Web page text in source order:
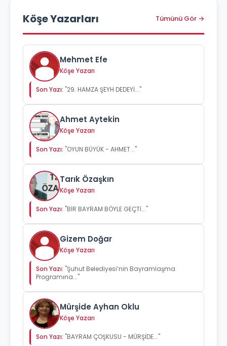
Köşe Yazarları Tümünü Gör →
Mehmet Efe
Köşe Yazarı
Son Yazı: "29. HAMZA ŞEYH DEDEYİ..."
Ahmet Aytekin
Köşe Yazarı
Son Yazı: "OYUN BÜYÜK - AHMET..."
Tarık Özaşkın
Köşe Yazarı
Son Yazı: "BİR BAYRAM BÖYLE GEÇTİ..."
Gizem Doğar
Köşe Yazarı
Son Yazı: "Şuhut Belediyesi’nin Bayramlaşma
Programına..."
Mürşide Ayhan Oklu
Köşe Yazarı
Son Yazı: "BAYRAM ÇOŞKUSU - MÜRŞİDE..."